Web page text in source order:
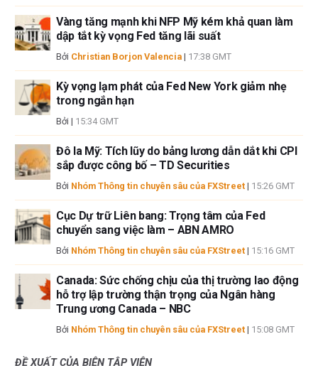
Vàng tăng mạnh khi NFP Mỹ kém khả quan làm
dập tắt kỳ vọng Fed tăng lãi suất
Bởi Christian Borjon Valencia | 17:38 GMT
Kỳ vọng lạm phát của Fed New York giảm nhẹ
trong ngắn hạn
Bởi | 15:34 GMT
Đô la Mỹ: Tích lũy do bảng lương dẫn dắt khi CPI
sắp được công bố – TD Securities
Bởi Nhóm Thông tin chuyên sâu của FXStreet | 15:26 GMT
Cục Dự trữ Liên bang: Trọng tâm của Fed
chuyển sang việc làm – ABN AMRO
Bởi Nhóm Thông tin chuyên sâu của FXStreet | 15:16 GMT
Canada: Sức chống chịu của thị trường lao động
hỗ trợ lập trường thận trọng của Ngân hàng
Trung ương Canada – NBC
Bởi Nhóm Thông tin chuyên sâu của FXStreet | 15:08 GMT
ĐỀ XUẤT CỦA BIÊN TẬP VIÊN